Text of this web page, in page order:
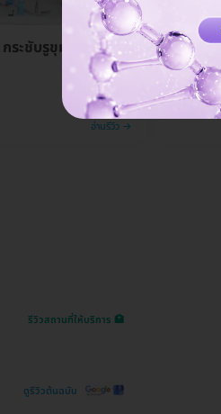
ะชับรูขุมขน ฝ้ากระ
อ่านรีวิว →
กระชับ
Divine
รีวิวสถานที่ให้บริการ 🏥
ดูรีวิวต้นฉบับ